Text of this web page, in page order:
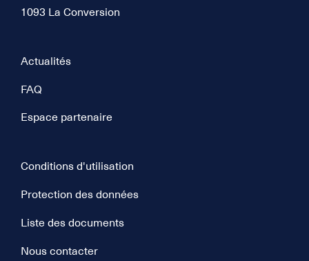
1093 La Conversion
Actualités
FAQ
Espace partenaire
Conditions d'utilisation
Protection des données
Liste des documents
Nous contacter